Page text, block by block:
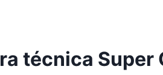
técnica Super